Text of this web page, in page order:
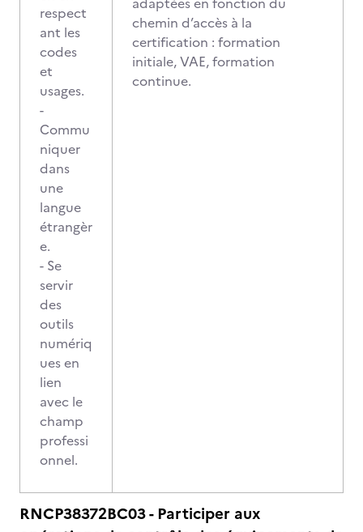
respect
ant les
codes
et
usages.
-
Commu
niquer
dans
une
langue
étrangèr
e.
- Se
servir
des
outils
numériq
ues en
lien
avec le
champ
professi
onnel.
chemin d’accès à la
certification : formation
initiale, VAE, formation
continue.
RNCP38372BC03 - Participer aux